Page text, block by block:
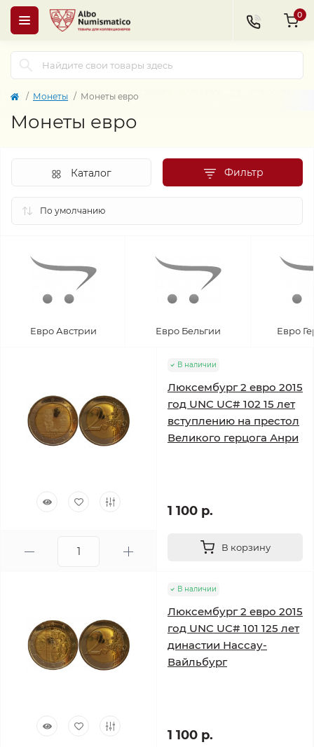
0
Монеты Монеты евро
Монеты евро
Фильтр
Каталог
Евро Австрии Евро Бельгии Евро
В наличии
Люксембург 2 евро 2015
год UNC UC# 102 15 лет
вступлению на престол
Великого герцога Анри
1 100 р.
В корзину
В наличии
Люксембург 2 евро 2015
год UNC UC# 101 125 лет
династии Нассау-
Вайльбург
1 100 р.